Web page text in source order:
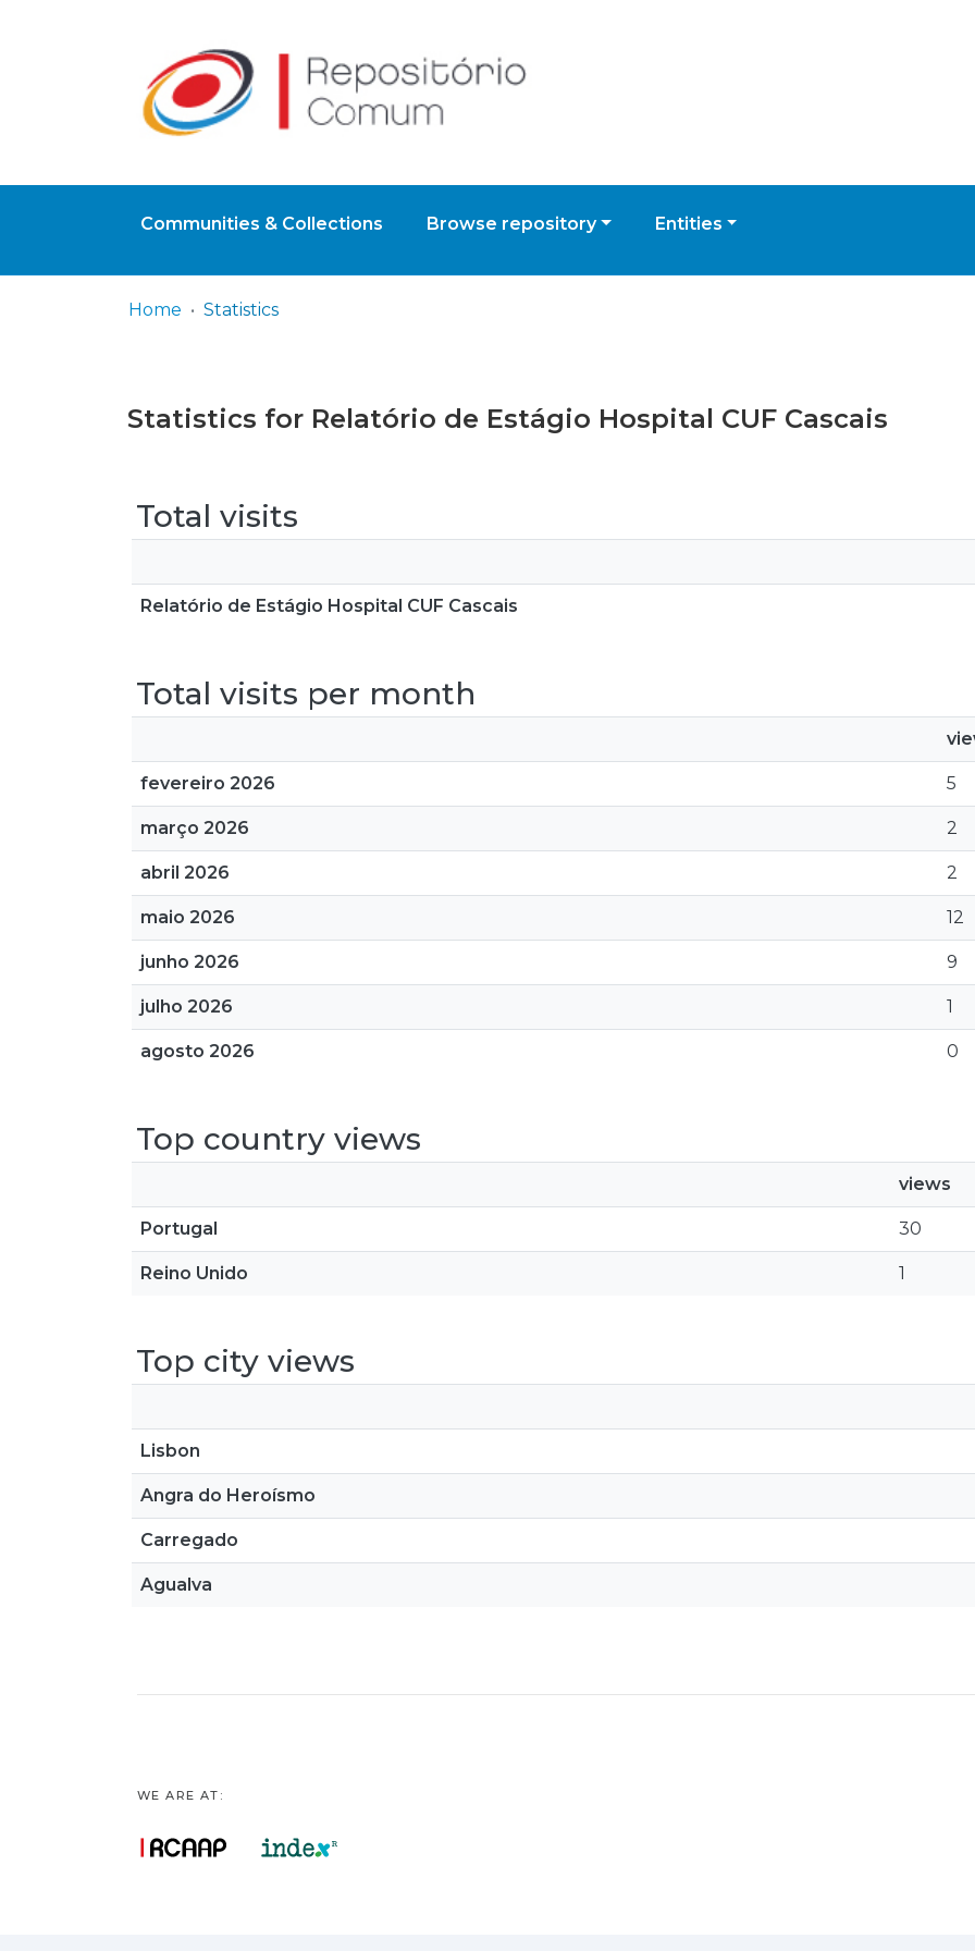
Communities & Collections Browse repository Entities
Home Statistics
Statistics for Relatório de Estágio Hospital CUF Cascais
Total visits
Relatório de Estágio Hospital CUF Cascais
Total visits per month
fevereiro 2026 5
março 2026 2
abril 2026 2
maio 2026 12
junho 2026 9
julho 2026 1
agosto 2026 0
Top country views
views
Portugal 30
Reino Unido 1
Top city views
Lisbon
Angra do Heroísmo
Carregado
Agualva
WE ARE AT: